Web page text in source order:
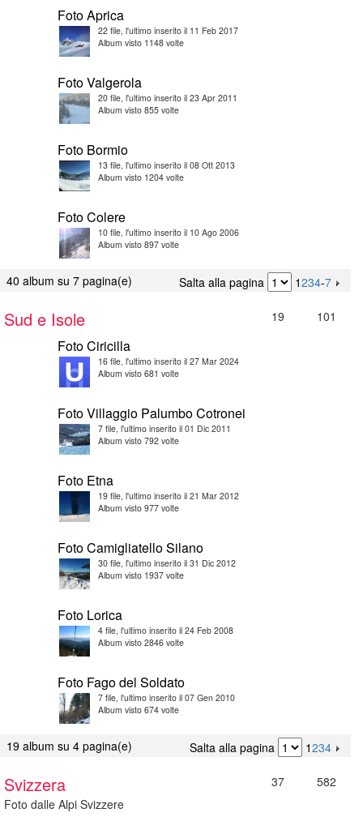
Foto Aprica
22 file, l'ultimo inserito il 11 Feb 2017
Album visto 1148 volte
Foto Valgerola
20 file, l'ultimo inserito il 23 Apr 2011
Album visto 855 volte
Foto Bormio
13 file, l'ultimo inserito il 08 Ott 2013
Album visto 1204 volte
Foto Colere
10 file, l'ultimo inserito il 10 Ago 2006
Album visto 897 volte
40 album su 7 pagina(e) Salta alla pagina 1234-7
Sud e Isole 19 101
Foto Ciricilla
16 file, l'ultimo inserito il 27 Mar 2024
Album visto 681 volte
Foto Villaggio Palumbo Cotronei
7 file, l'ultimo inserito il 01 Dic 2011
Album visto 792 volte
Foto Etna
19 file, l'ultimo inserito il 21 Mar 2012
Album visto 977 volte
Foto Camigliatello Silano
30 file, l'ultimo inserito il 31 Dic 2012
Album visto 1937 volte
Foto Lorica
4 file, l'ultimo inserito il 24 Feb 2008
Album visto 2846 volte
Foto Fago del Soldato
7 file, l'ultimo inserito il 07 Gen 2010
Album visto 674 volte
19 album su 4 pagina(e) Salta alla pagina 1234
Svizzera
Foto dalle Alpi Svizzere
37 582